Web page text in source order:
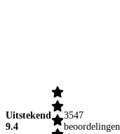
Uitstekend
9.4
3547
beoordelingen